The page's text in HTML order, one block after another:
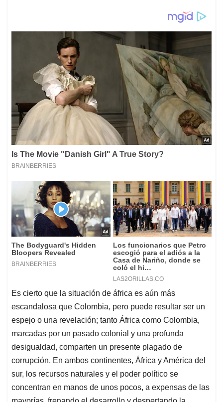
Es cierto que la situación de áfrica es aún más
escandalosa que Colombia, pero puede resultar ser un
espejo o una revelación; tanto África como Colombia,
marcadas por un pasado colonial y una profunda
desigualdad, comparten un presente plagado de
corrupción. En ambos continentes, África y América del
sur, los recursos naturales y el poder político se
concentran en manos de unos pocos, a expensas de las